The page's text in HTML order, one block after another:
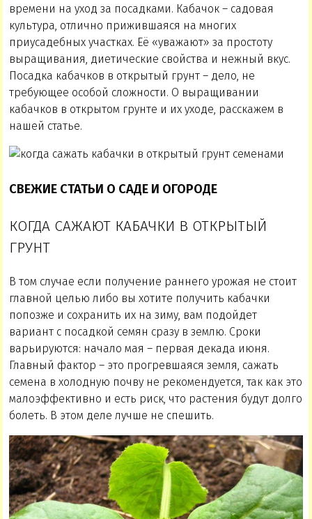
времени на уход за посадками. Кабачок – садовая
культура, отлично прижившаяся на многих
приусадебных участках. Её «уважают» за простоту
выращивания, диетические свойства и нежный вкус.
Посадка кабачков в открытый грунт – дело, не
требующее особой сложности. О выращивании
кабачков в открытом грунте и их уходе, расскажем в
нашей статье.
СВЕЖИЕ СТАТЬИ О САДЕ И ОГОРОДЕ
КОГДА САЖАЮТ КАБАЧКИ В ОТКРЫТЫЙ
ГРУНТ
В том случае если получение раннего урожая не стоит
главной целью либо вы хотите получить кабачки
попозже и сохранить их на зиму, вам подойдет
вариант с посадкой семян сразу в землю. Сроки
варьируются: начало мая – первая декада июня.
Главный фактор – это прогревшаяся земля, сажать
семена в холодную почву не рекомендуется, так как это
малоэффективно и есть риск, что растения будут долго
болеть. В этом деле лучше не спешить.